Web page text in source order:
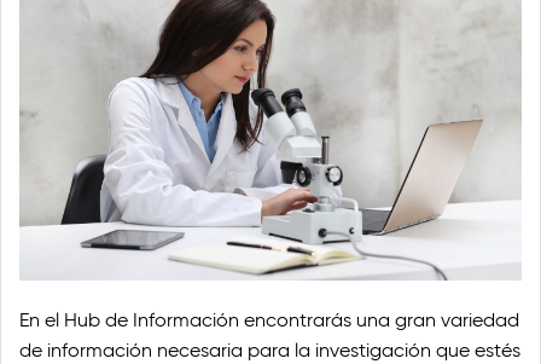
En el Hub de Información encontrarás una gran variedad
de información necesaria para la investigación que estés